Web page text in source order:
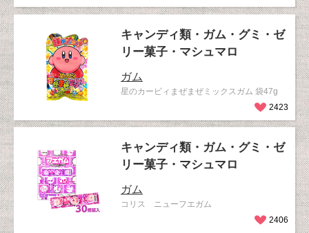
キャンディ類・ガム・グミ・ゼ
リー菓子・マシュマロ
ガム
星のカービィまぜまぜミックスガム 袋47g
2423
キャンディ類・ガム・グミ・ゼ
リー菓子・マシュマロ
ガム
コリス ニューフエガム
2406